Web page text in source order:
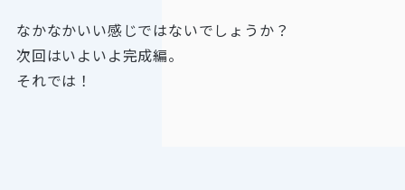
なかなかいい感じではないでしょうか？
次回はいよいよ完成編。
それでは！